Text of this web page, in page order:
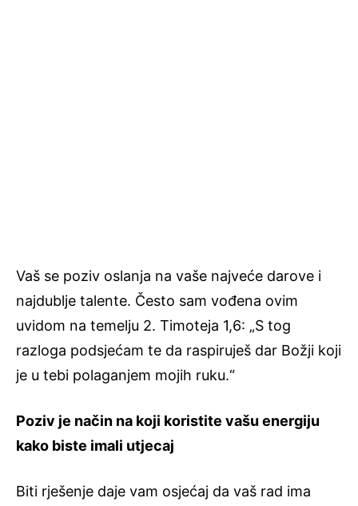
Vaš se poziv oslanja na vaše najveće darove i
najdublje talente. Često sam vođena ovim
uvidom na temelju 2. Timoteja 1,6: „S tog
razloga podsjećam te da raspiruješ dar Božji koji
je u tebi polaganjem mojih ruku.“
Poziv je način na koji koristite vašu energiju
kako biste imali utjecaj
Biti rješenje daje vam osjećaj da vaš rad ima